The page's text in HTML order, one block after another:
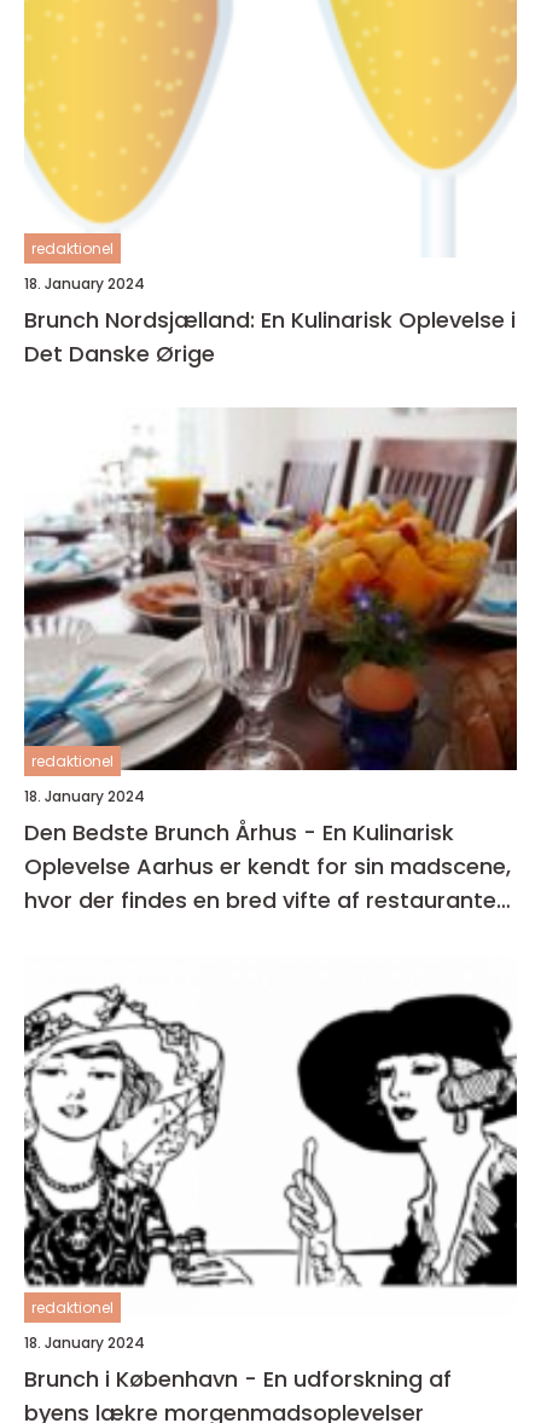
redaktionel
18. January 2024
Brunch Nordsjælland: En Kulinarisk Oplevelse i
Det Danske Ørige
redaktionel
18. January 2024
Den Bedste Brunch Århus - En Kulinarisk
Oplevelse Aarhus er kendt for sin madscene,
hvor der findes en bred vifte af restauranter,
redaktionel
18. January 2024
Brunch i København - En udforskning af
byens lækre morgenmadsoplevelser